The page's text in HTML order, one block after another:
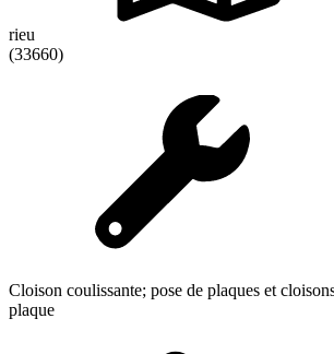
rieu
(33660)
Cloison coulissante; pose de plaques et
plaque